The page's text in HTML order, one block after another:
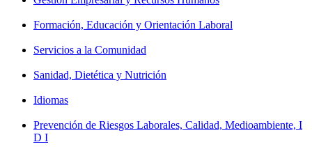
Formación, Educación y Orientación Laboral
Servicios a la Comunidad
Sanidad, Dietética y Nutrición
Idiomas
Prevención de Riesgos Laborales, Calidad, Medioambiente, I
D I